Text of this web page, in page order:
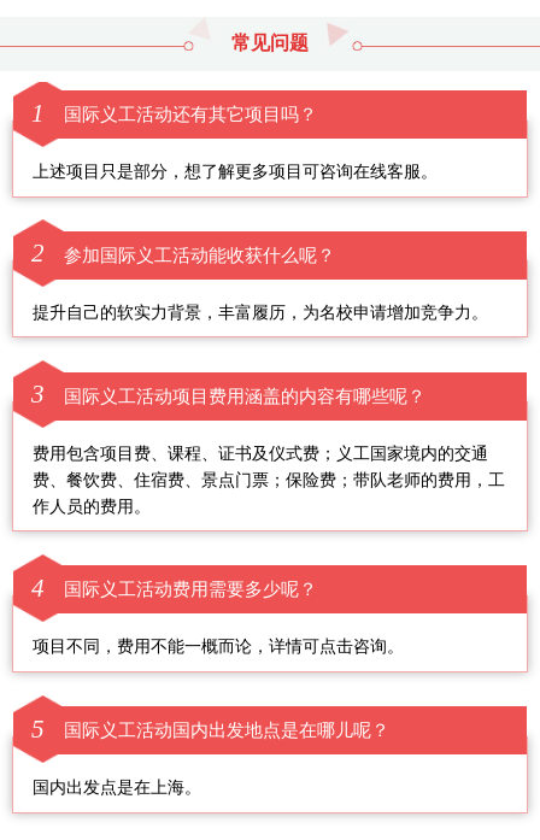
常见问题
1 国际义工活动还有其它项目吗？
上述项目只是部分，想了解更多项目可咨询在线客服。
2 参加国际义工活动能收获什么呢？
提升自己的软实力背景，丰富履历，为名校申请增加竞争力。
3 国际义工活动项目费用涵盖的内容有哪些呢？
费用包含项目费、课程、证书及仪式费；义工国家境内的交通
费、餐饮费、住宿费、景点门票；保险费；带队老师的费用，工
作人员的费用。
4 国际义工活动费用需要多少呢？
项目不同，费用不能一概而论，详情可点击咨询。
5 国际义工活动国内出发地点是在哪儿呢？
国内出发点是在上海。